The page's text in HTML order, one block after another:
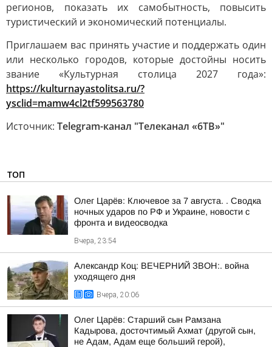
регионов, показать их самобытность, повысить
туристический и экономический потенциалы.
Приглашаем вас принять участие и поддержать один
или несколько городов, которые достойны носить
звание «Культурная столица 2027 года»:
https://kulturnayastolitsa.ru/?
ysclid=mamw4cl2tf599563780
Источник: Telegram-канал "Телеканал «6ТВ»"
ТОП
Олег Царёв: Ключевое за 7 августа. . Сводка
ночных ударов по РФ и Украине, новости с
фронта и видеосводка
Вчера, 23:54
Александр Коц: ВЕЧЕРНИЙ ЗВОН:. война
уходящего дня
Вчера, 20:06
Олег Царёв: Старший сын Рамзана
Кадырова, досточтимый Ахмат (другой сын,
не Адам, Адам еще больший герой),